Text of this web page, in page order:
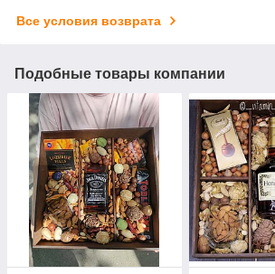
Все условия возврата
Подобные товары компании